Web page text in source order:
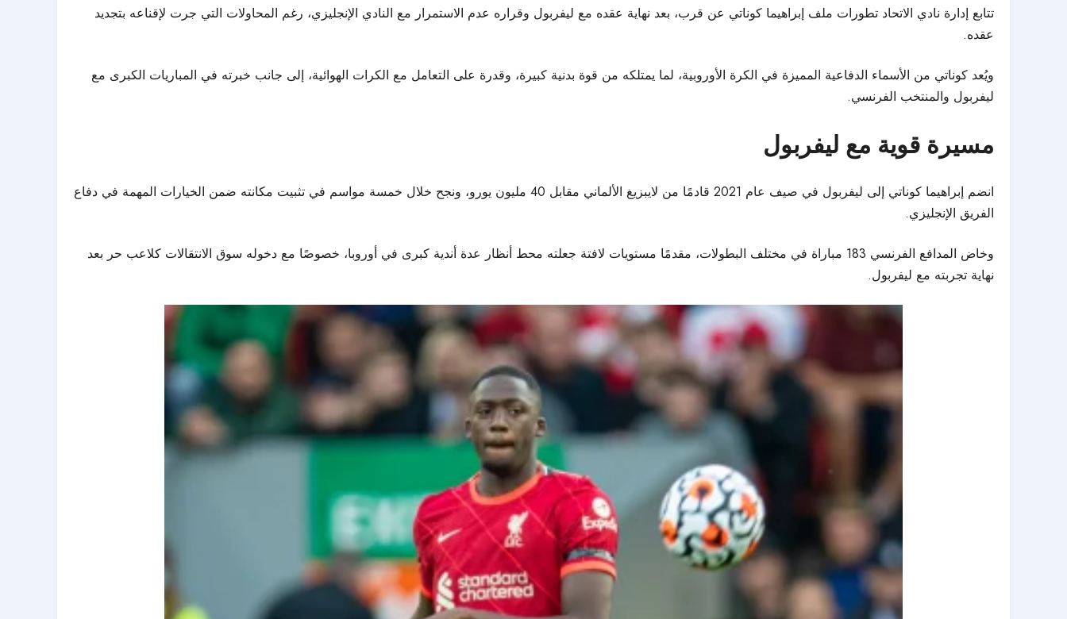
تتابع إدارة نادي الاتحاد تطورات ملف إبراهيما كوناتي عن قرب، بعد نهاية عقده مع ليفربول وقراره عدم الاستمرار مع النادي الإنجليزي، رغم المحاولات التي جرت لإقناعه بتجديد
عقده.
ويُعد كوناتي من الأسماء الدفاعية المميزة في الكرة الأوروبية، لما يمتلكه من قوة بدنية كبيرة، وقدرة على التعامل مع الكرات الهوائية، إلى جانب خبرته في المباريات الكبرى مع
ليفربول والمنتخب الفرنسي.
مسيرة قوية مع ليفربول
انضم إبراهيما كوناتي إلى ليفربول
في صيف عام 2021 قادمًا من لايبزيغ الألماني مقابل 40 مليون يورو، ونجح خلال خمسة مواسم في تثبيت مكانته ضمن الخيارات المهمة في دفاع
الفريق الإنجليزي.
وخاض المدافع الفرنسي 183 مباراة في مختلف البطولات، مقدمًا مستويات لافتة جعلته محط أنظار عدة أندية كبرى في أوروبا، خصوصًا مع دخوله سوق الانتقالات كلاعب حر بعد
نهاية تجربته مع ليفربول.